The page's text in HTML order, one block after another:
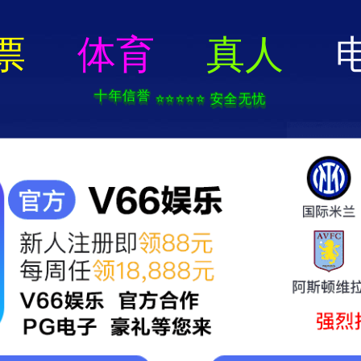
关于我们 服务项目 技术支持 轮毂电镀加工中心 新闻中心 联